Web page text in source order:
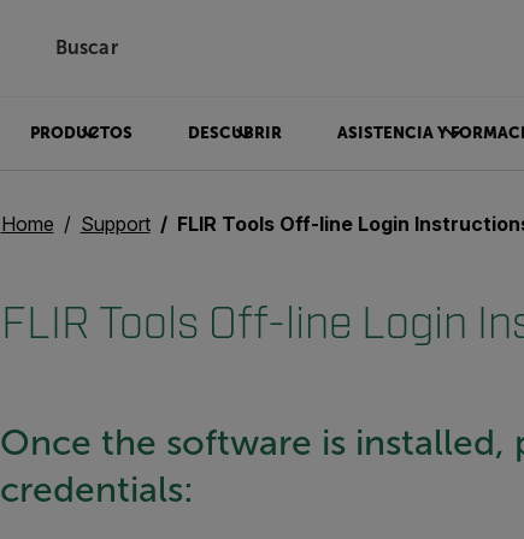
Buscar
PRODUCTOS DESCUBRIR ASISTENCIA Y
Home Support FLIR Tools Off-line Login
FLIR Tools Off-line Login
Once the software is installed,
credentials: